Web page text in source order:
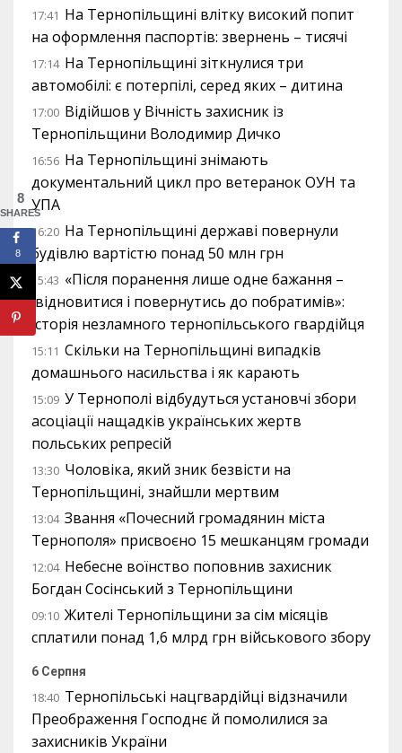
17:41 На Тернопільщині влітку високий попит
на оформлення паспортів: звернень – тисячі
17:14 На Тернопільщині зіткнулися три
автомобілі: є потерпілі, серед яких – дитина
17:00 Відійшов у Вічність захисник із
Тернопільщини Володимир Дичко
16:56 На Тернопільщині знімають
документальний цикл про ветеранок ОУН та
УПА
16:20 На Тернопільщині державі повернули
будівлю вартістю понад 50 млн грн
15:43 «Після поранення лише одне бажання –
відновитися і повернутись до побратимів»:
історія незламного тернопільського гвардійця
15:11 Скільки на Тернопільщині випадків
домашнього насильства і як карають
15:09 У Тернополі відбудуться установчі збори
асоціації нащадків українських жертв
польських репресій
13:30 Чоловіка, який зник безвісти на
Тернопільщині, знайшли мертвим
13:04 Звання «Почесний громадянин міста
Тернополя» присвоєно 15 мешканцям громади
12:04 Небесне воїнство поповнив захисник
Богдан Сосінський з Тернопільщини
09:10 Жителі Тернопільщини за сім місяців
сплатили понад 1,6 млрд грн військового збору
6 Серпня
18:40 Тернопільські нацгвардійці відзначили
Преображення Господнє й помолилися за
захисників України
8
SHARES
8